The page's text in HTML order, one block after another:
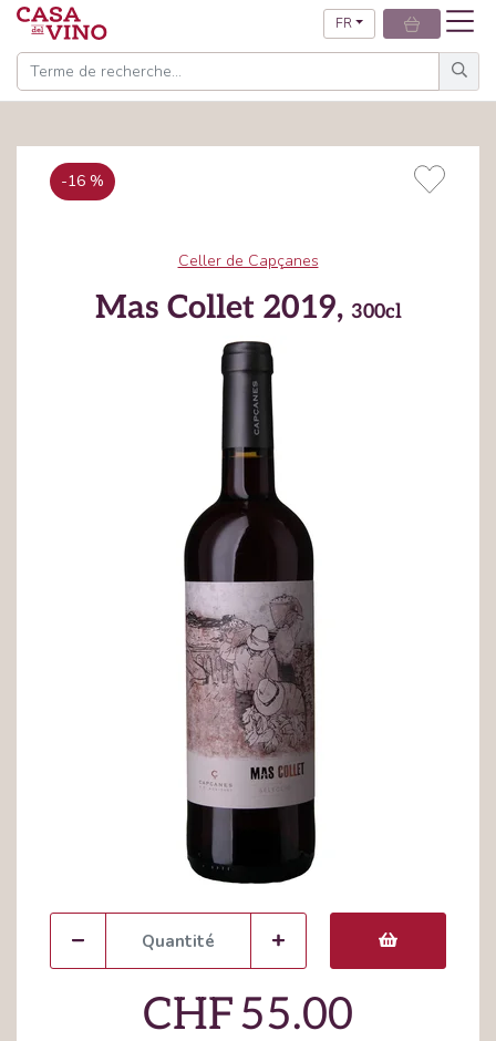
FR
-16 %
Celler de Capçanes
Mas Collet 2019, 300cl
CHF55.00